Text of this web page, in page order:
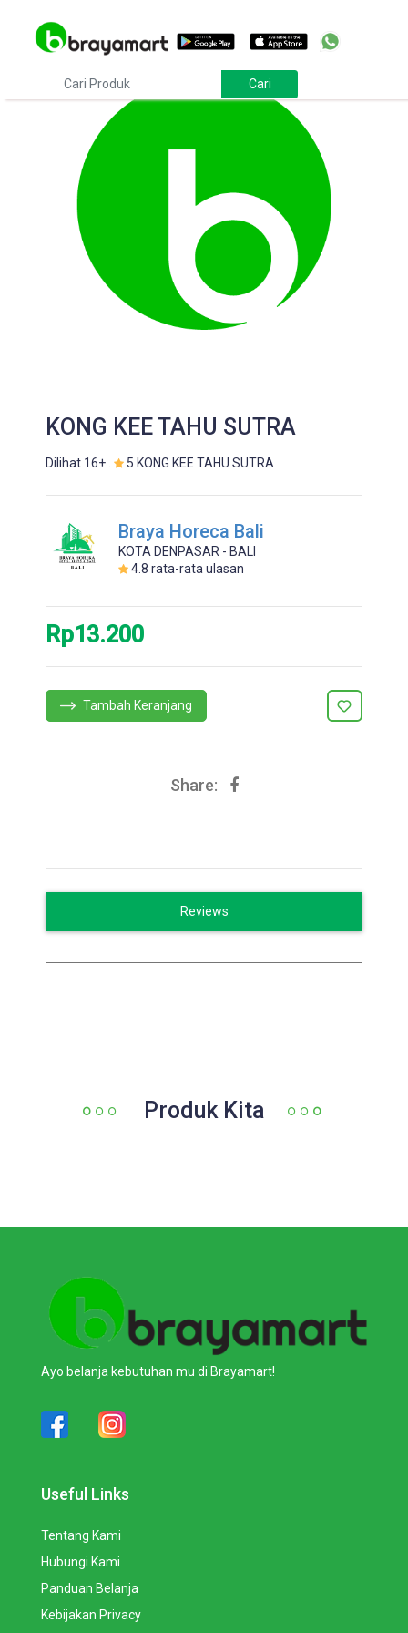
KONG KEE TAHU SUTRA
Dilihat 16+ . 5 KONG KEE TAHU SUTRA
Braya Horeca Bali
KOTA DENPASAR - BALI
4.8 rata-rata ulasan
Rp13.200
Tambah Keranjang
Share:
Reviews
Produk Kita
Ayo belanja kebutuhan mu di Brayamart!
Useful Links
Tentang Kami
Hubungi Kami
Panduan Belanja
Kebijakan Privacy